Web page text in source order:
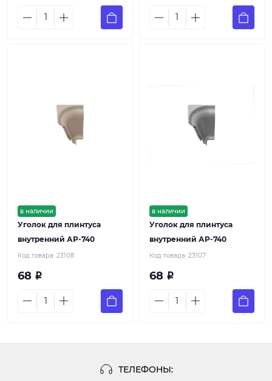
в наличии
Уголок для плинтуса
внутренний АР-740
Код товара: 23108
68 Р
в наличии
Уголок для плинтуса
внутренний АР-740
Код товара: 23107
68 Р
ТЕЛЕФОНЫ: